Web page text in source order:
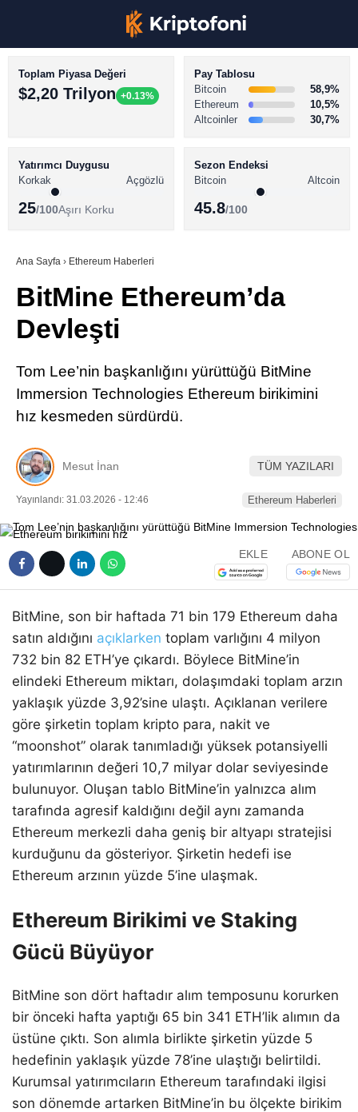
Youtube
Pinterest
Telegram
BİTCOİN HABERLERİ
ALTCOİN HABERLERİ
SÖZLÜK
Toplam Piyasa Değeri
$2,20 Trilyon +0.13%
Pay Tablosu
Bitcoin
58,9%
Ethereum
10,5%
Altcoinler
30,7%
Yatırımcı Duygusu
Korkak
Açgözlü
25/100Aşırı Korku
Sezon Endeksi
Bitcoin
Altcoin
45.8/100
Ana Sayfa › Ethereum Haberleri
BitMine Ethereum’da
Devleşti
Tom Lee’nin başkanlığını yürüttüğü BitMine
Immersion Technologies Ethereum birikimini
hız kesmeden sürdürdü.
Mesut İnan TÜM YAZILARI
Yayınlandı: 31.03.2026 - 12:46 Ethereum Haberleri
EKLE ABONE OL
BitMine, son bir haftada 71 bin 179 Ethereum daha
satın aldığını açıklarken toplam varlığını 4 milyon
732 bin 82 ETH’ye çıkardı. Böylece BitMine’in
elindeki Ethereum miktarı, dolaşımdaki toplam arzın
yaklaşık yüzde 3,92’sine ulaştı. Açıklanan verilere
göre şirketin toplam kripto para, nakit ve
“moonshot” olarak tanımladığı yüksek potansiyelli
yatırımlarının değeri 10,7 milyar dolar seviyesinde
bulunuyor. Oluşan tablo BitMine’in yalnızca alım
tarafında agresif kaldığını değil aynı zamanda
Ethereum merkezli daha geniş bir altyapı stratejisi
kurduğunu da gösteriyor. Şirketin hedefi ise
Ethereum arzının yüzde 5’ine ulaşmak.
Ethereum Birikimi ve Staking
Gücü Büyüyor
BitMine son dört haftadır alım temposunu korurken
bir önceki hafta yaptığı 65 bin 341 ETH’lik alımın da
üstüne çıktı. Son alımla birlikte şirketin yüzde 5
hedefinin yaklaşık yüzde 78’ine ulaştığı belirtildi.
Kurumsal yatırımcıların Ethereum tarafındaki ilgisi
son dönemde artarken BitMine’in bu ölçekte birikim